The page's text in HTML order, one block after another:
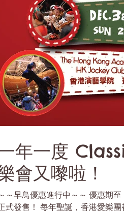
年一度
會又嚟啦！
～早鳥優惠進行中～～ 優惠期至
式發售！ 每年聖誕，香港愛樂團